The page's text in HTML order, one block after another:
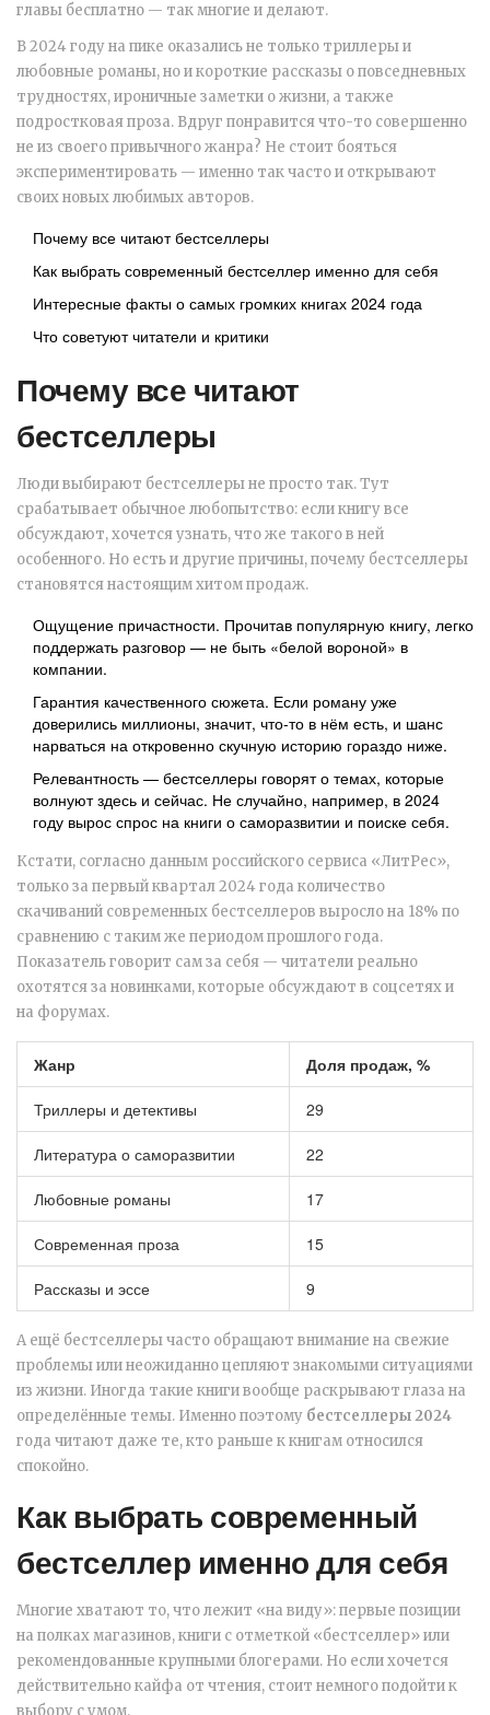
главы бесплатно — так многие и делают.
В 2024 году на пике оказались не только триллеры и
любовные романы, но и короткие рассказы о повседневных
трудностях, ироничные заметки о жизни, а также
подростковая проза. Вдруг понравится что-то совершенно
не из своего привычного жанра? Не стоит бояться
экспериментировать — именно так часто и открывают
своих новых любимых авторов.
Почему все читают бестселлеры
Как выбрать современный бестселлер именно для себя
Интересные факты о самых громких книгах 2024 года
Что советуют читатели и критики
Почему все читают
бестселлеры
Люди выбирают бестселлеры не просто так. Тут
срабатывает обычное любопытство: если книгу все
обсуждают, хочется узнать, что же такого в ней
особенного. Но есть и другие причины, почему бестселлеры
становятся настоящим хитом продаж.
Ощущение причастности. Прочитав популярную книгу, легко
поддержать разговор — не быть «белой вороной» в
компании.
Гарантия качественного сюжета. Если роману уже
доверились миллионы, значит, что-то в нём есть, и шанс
нарваться на откровенно скучную историю гораздо ниже.
Релевантность — бестселлеры говорят о темах, которые
волнуют здесь и сейчас. Не случайно, например, в 2024
году вырос спрос на книги о саморазвитии и поиске себя.
Кстати, согласно данным российского сервиса «ЛитРес»,
только за первый квартал 2024 года количество
скачиваний современных бестселлеров выросло на 18% по
сравнению с таким же периодом прошлого года.
Показатель говорит сам за себя — читатели реально
охотятся за новинками, которые обсуждают в соцсетях и
на форумах.
Жанр Доля продаж, %
Триллеры и детективы 29
Литература о саморазвитии 22
Любовные романы 17
Современная проза 15
Рассказы и эссе 9
А ещё бестселлеры часто обращают внимание на свежие
проблемы или неожиданно цепляют знакомыми ситуациями
из жизни. Иногда такие книги вообще раскрывают глаза на
определённые темы. Именно поэтому бестселлеры 2024
года читают даже те, кто раньше к книгам относился
спокойно.
Как выбрать современный
бестселлер именно для себя
Многие хватают то, что лежит «на виду»: первые позиции
на полках магазинов, книги с отметкой «бестселлер» или
рекомендованные крупными блогерами. Но если хочется
действительно кайфа от чтения, стоит немного подойти к